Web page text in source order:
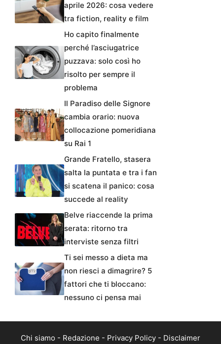
aprile 2026: cosa vedere
tra fiction, reality e film
Ho capito finalmente
perché l’asciugatrice
puzzava: solo così ho
risolto per sempre il
problema
Il Paradiso delle Signore
cambia orario: nuova
collocazione pomeridiana
su Rai 1
Grande Fratello, stasera
salta la puntata e tra i fan
si scatena il panico: cosa
succede al reality
Belve riaccende la prima
serata: ritorno tra
interviste senza filtri
Ti sei messo a dieta ma
non riesci a dimagrire? 5
fattori che ti bloccano:
nessuno ci pensa mai
Chi siamo - Redazione - Privacy Policy - Disclaimer